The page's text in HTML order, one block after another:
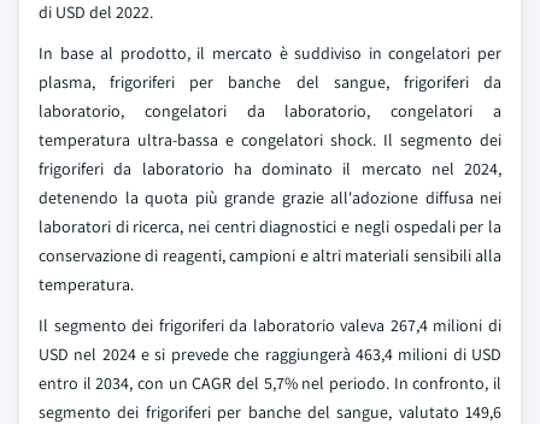
di USD del 2022.
In base al prodotto, il mercato è suddiviso in congelatori per
plasma, frigoriferi per banche del sangue, frigoriferi da
laboratorio, congelatori da laboratorio, congelatori a
temperatura ultra-bassa e congelatori shock. Il segmento dei
frigoriferi da laboratorio ha dominato il mercato nel 2024,
detenendo la quota più grande grazie all'adozione diffusa nei
laboratori di ricerca, nei centri diagnostici e negli ospedali per la
conservazione di reagenti, campioni e altri materiali sensibili alla
temperatura.
Il segmento dei frigoriferi da laboratorio valeva 267,4 milioni di
USD nel 2024 e si prevede che raggiungerà 463,4 milioni di USD
entro il 2034, con un CAGR del 5,7% nel periodo. In confronto, il
segmento dei frigoriferi per banche del sangue, valutato 149,6